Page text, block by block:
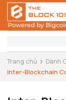
Trang chủ Dành
Inter-Blockchain